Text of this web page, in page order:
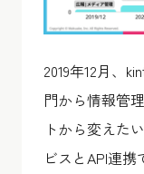
2019年12月、
門から情報管
トから変えた
ビスとAPI連